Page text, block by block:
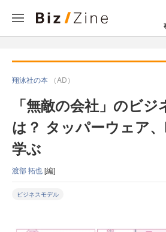
翔泳社の本 （AD）
「無敵の会社」のビ
は？ タッパーウェア
学ぶ
渡部 拓也[編]
ビジネスモデル